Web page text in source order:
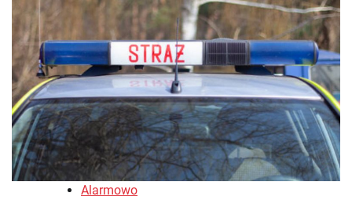
Alarmowo